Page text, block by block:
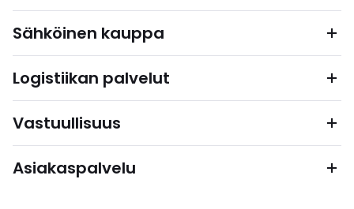
Sähköinen kauppa
Logistiikan palvelut
Vastuullisuus
Asiakaspalvelu